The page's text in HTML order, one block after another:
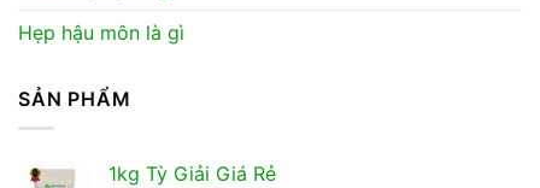
Hẹp hậu môn là gì
SẢN PHẨM
1kg Tỳ Giải Giá Rẻ